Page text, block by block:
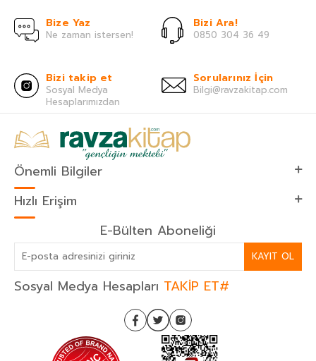
Bize Yaz
Ne zaman istersen!
Bizi Ara!
0850 304 36 49
Bizi takip et
Sosyal Medya
Hesaplarımızdan
Sorularınız İçin
Bilgi@ravzakitap.com
Önemli Bilgiler
Hızlı Erişim
E-Bülten Aboneliği
KAYIT OL
Sosyal Medya Hesapları TAKİP ET#